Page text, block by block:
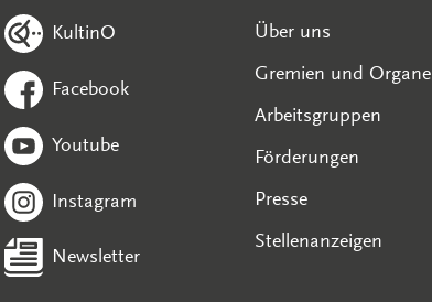
KultinO
Facebook
Youtube
Instagram
Newsletter
Über uns
Gremien und Organe
Arbeitsgruppen
Förderungen
Presse
Stellenanzeigen